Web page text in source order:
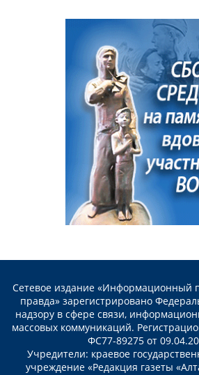
Сетевое издание «Информационный
правда» зарегистрировано
надзору в сфере связи,
массовых коммуникаций.
ФС77-89275 от
Учредители: краевое
учреждение «Редакция газеты